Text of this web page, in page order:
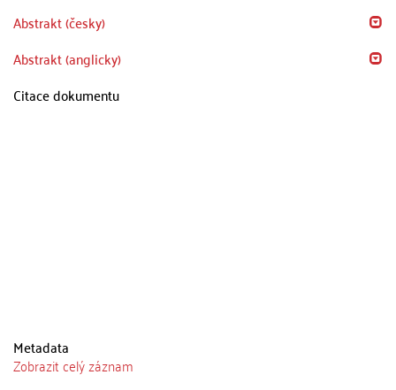
Abstrakt (česky)
Abstrakt (anglicky)
Citace dokumentu
Metadata
Zobrazit celý záznam